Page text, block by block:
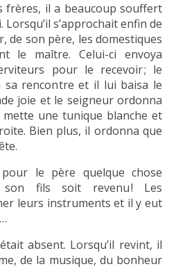
frères, il a beaucoup souffert
s’approchait enfin de
de son père, les domestiques
le maître. Celui-ci envoya
pour le recevoir ; le
rencontre et il lui baisa le
joie et le seigneur ordonna
mette une tunique blanche et
Bien plus, il ordonna que
le père quelque chose
son fils soit revenu ! Les
leurs instruments et il y eut
absent. Lorsqu’il revint, il
de la musique, du bonheur